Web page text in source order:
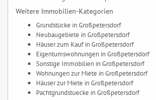
Weitere Immobilien-Kategorien
Grundstücke in Großpetersdorf
Neubaugebiete in Großpetersdorf
Häuser zum Kauf in Großpetersdorf
Eigentumswohnungen in Großpetersdorf
Sonstige Immobilien in Großpetersdorf
Wohnungen zur Miete in Großpetersdorf
Häuser zur Miete in Großpetersdorf
Pachtgrundstuecke in Großpetersdorf